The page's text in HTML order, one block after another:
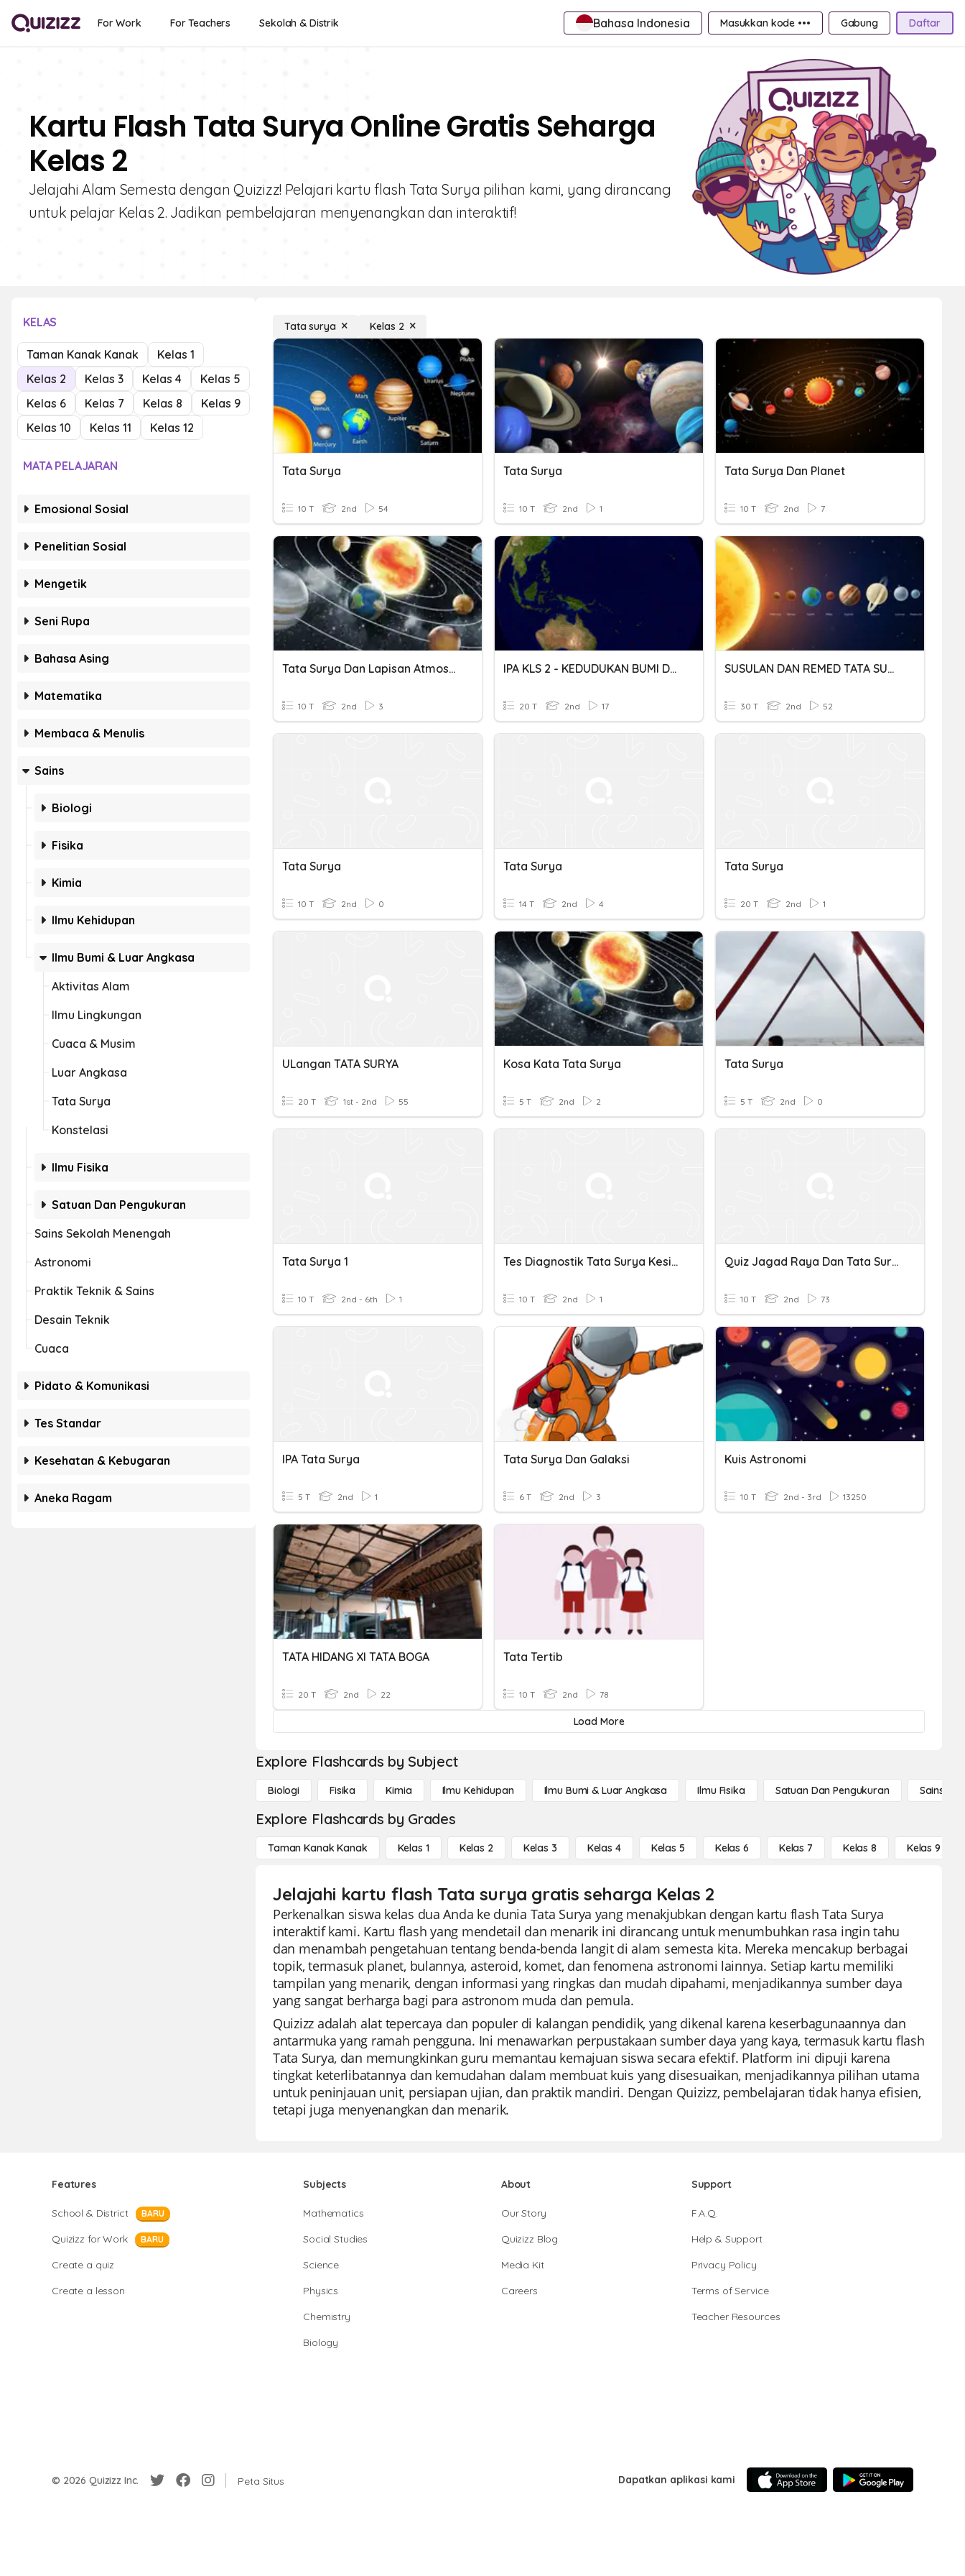
For Work For Teachers Sekolah & Distrik Bahasa Indonesia Masukkan kode ••• Gabung Daftar
Kartu Flash Tata Surya Online Gratis Seharga
Kelas 2
Jelajahi Alam Semesta dengan Quizizz! Pelajari kartu flash Tata Surya pilihan kami, yang dirancang
untuk pelajar Kelas 2. Jadikan pembelajaran menyenangkan dan interaktif!
KELAS
Taman Kanak Kanak
Kelas 1
Kelas 2
Kelas 3 Kelas 4
Kelas 5
Kelas 6
Kelas 7 Kelas 8
Kelas 9
Kelas 10
Kelas 11 Kelas 12
MATA PELAJARAN
Emosional Sosial
Penelitian Sosial
Mengetik
Seni Rupa
Bahasa Asing
Matematika
Membaca & Menulis
Sains
Biologi
Fisika
Kimia
Ilmu Kehidupan
Ilmu Bumi & Luar Angkasa
Aktivitas Alam
Ilmu Lingkungan
Cuaca & Musim
Luar Angkasa
Tata Surya
Konstelasi
Ilmu Fisika
Satuan Dan Pengukuran
Sains Sekolah Menengah
Astronomi
Praktik Teknik & Sains
Desain Teknik
Cuaca
Pidato & Komunikasi
Tes Standar
Kesehatan & Kebugaran
Aneka Ragam
Tata surya Kelas 2
Tata Surya
10 T 2nd 54
Tata Surya
10 T 2nd 1
Tata Surya Dan Planet
10 T 2nd 7
Tata Surya Dan Lapisan Atmosfer
10 T 2nd 3
IPA KLS 2 - KEDUDUKAN BUMI Dalam TATA SURYA
20 T 2nd 17
SUSULAN DAN REMED TATA SURYA KELAS 7E
30 T 2nd 52
Tata Surya
10 T 2nd 0
Tata Surya
14 T 2nd 4
Tata Surya
20 T 2nd 1
ULangan TATA SURYA
20 T 1st - 2nd 55
Kosa Kata Tata Surya
5 T 2nd 2
Tata Surya
5 T 2nd 0
Tata Surya 1
10 T 2nd - 6th 1
Tes Diagnostik Tata Surya Kesiapan Belajar
10 T 2nd 1
Quiz Jagad Raya Dan Tata Surya
10 T 2nd 73
IPA Tata Surya
5 T 2nd 1
Tata Surya Dan Galaksi
6 T 2nd 3
Kuis Astronomi
10 T 2nd - 3rd 13250
TATA HIDANG XI TATA BOGA
20 T 2nd 22
Tata Tertib
10 T 2nd 78
Load More
Explore Flashcards by Subject
Biologi Fisika Kimia Ilmu Kehidupan Ilmu Bumi & Luar Angkasa Ilmu Fisika Satuan Dan Pengukuran Sains
Explore Flashcards by Grades
Taman Kanak Kanak Kelas 1 Kelas 2 Kelas 3 Kelas 4 Kelas 5 Kelas 6 Kelas 7 Kelas 8 Kelas 9
Jelajahi kartu flash Tata surya gratis seharga Kelas 2
Perkenalkan siswa kelas dua Anda ke dunia Tata Surya yang menakjubkan dengan kartu flash Tata Surya
interaktif kami. Kartu flash yang mendetail dan menarik ini dirancang untuk menumbuhkan rasa ingin tahu
dan menambah pengetahuan tentang benda-benda langit di alam semesta kita. Mereka mencakup berbagai
topik, termasuk planet, bulannya, asteroid, komet, dan fenomena astronomi lainnya. Setiap kartu memiliki
tampilan yang menarik, dengan informasi yang ringkas dan mudah dipahami, menjadikannya sumber daya
yang sangat berharga bagi para astronom muda dan pemula.
Quizizz adalah alat tepercaya dan populer di kalangan pendidik, yang dikenal karena keserbagunaannya dan
antarmuka yang ramah pengguna. Ini menawarkan perpustakaan sumber daya yang kaya, termasuk kartu flash
Tata Surya, dan memungkinkan guru memantau kemajuan siswa secara efektif. Platform ini dipuji karena
tingkat keterlibatannya dan kemudahan dalam membuat kuis yang disesuaikan, menjadikannya pilihan utama
untuk peninjauan unit, persiapan ujian, dan praktik mandiri. Dengan Quizizz, pembelajaran tidak hanya efisien,
tetapi juga menyenangkan dan menarik.
Features
School & District BARU
Quizizz for Work BARU
Create a quiz
Create a lesson
Subjects
Mathematics
Social Studies
Science
Physics
Chemistry
Biology
About
Our Story
Quizizz Blog
Media Kit
Careers
Support
F.A.Q.
Help & Support
Privacy Policy
Terms of Service
Teacher Resources
© 2026 Quizizz Inc. Peta Situs Dapatkan aplikasi kami